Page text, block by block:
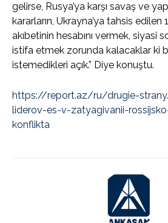
gelirse, Rusya’ya karşı savaş ve
kararların, Ukrayna’ya tahsis edilen
akıbetinin hesabını vermek, siyasi
istifa etmek zorunda kalacaklar ki
istemedikleri açık.” Diye konuştu.
https://report.az/ru/drugie-
liderov-es-v-zatyagivanii-
konflikta